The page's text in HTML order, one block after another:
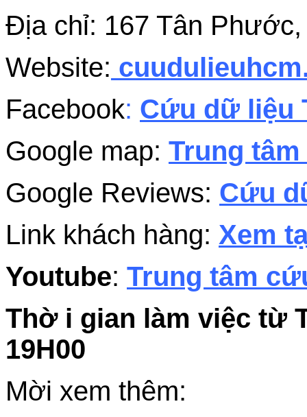
Địa chỉ: 167 Tân
Website:
Facebook: Cứu dữ liệu
Google map: Trung
Google Reviews: Cứu
Link khách hàng: Xem
Youtube: Trung tâm
Thờ i gian làm việc từ
19H00
Mời xem thêm: